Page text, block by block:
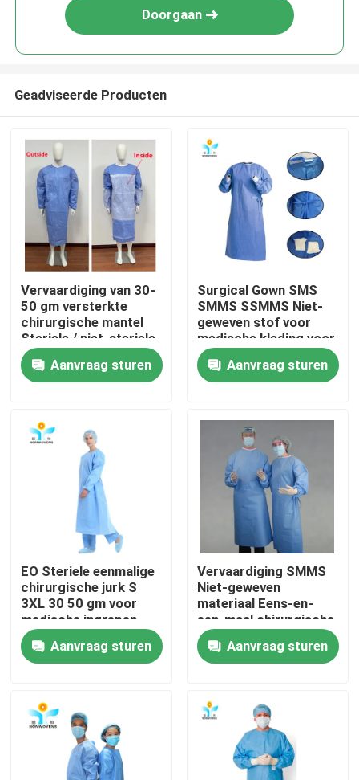
Huis
Producten
Fabrieksreis
Kwaliteitscontrole
Contacteer ons
Verzoek om een Citaat
Beschikbare Beschermende Kostuums
Beschikbaar Beschermend Overtrek
Doorgaan
Geadviseerde Producten
Vervaardiging van 30-
50 gm versterkte
chirurgische mantel
Steriele / niet-steriele
beschermende kleding
Aanvraag sturen
Surgical Gown SMS
SMMS SSMMS Niet-
geweven stof voor
medische kleding voor
eenmalig gebruik
Aanvraag sturen
EO Steriele eenmalige
chirurgische jurk S
3XL 30 50 gm voor
medische ingrepen
Aanvraag sturen
Vervaardiging SMMS
Niet-geweven
materiaal Eens-en-
een-maal chirurgische
badjas voor
ziekenhuischirurgen
Aanvraag sturen